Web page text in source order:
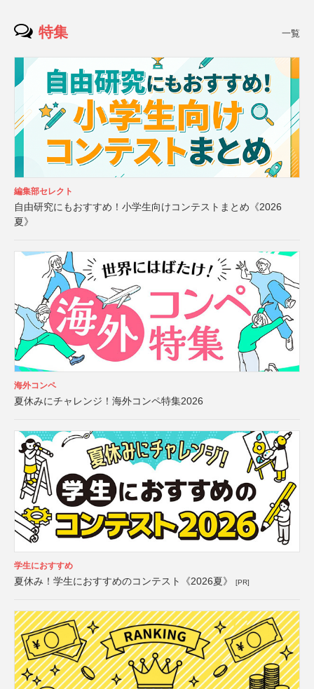
特集 一覧
編集部セレクト
自由研究にもおすすめ！小学生向けコンテストまとめ《2026
夏》
海外コンペ
夏休みにチャレンジ！海外コンペ特集2026
学生におすすめ
夏休み！学生におすすめのコンテスト《2026夏》 [PR]